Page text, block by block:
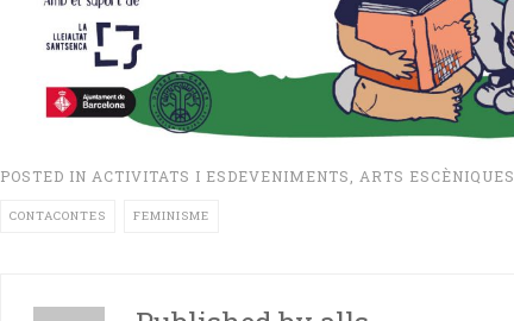
POSTED IN ACTIVITATS I ESDEVENIMENTS ARTS ESCÈNIQUES
CONTACONTES FEMINISME